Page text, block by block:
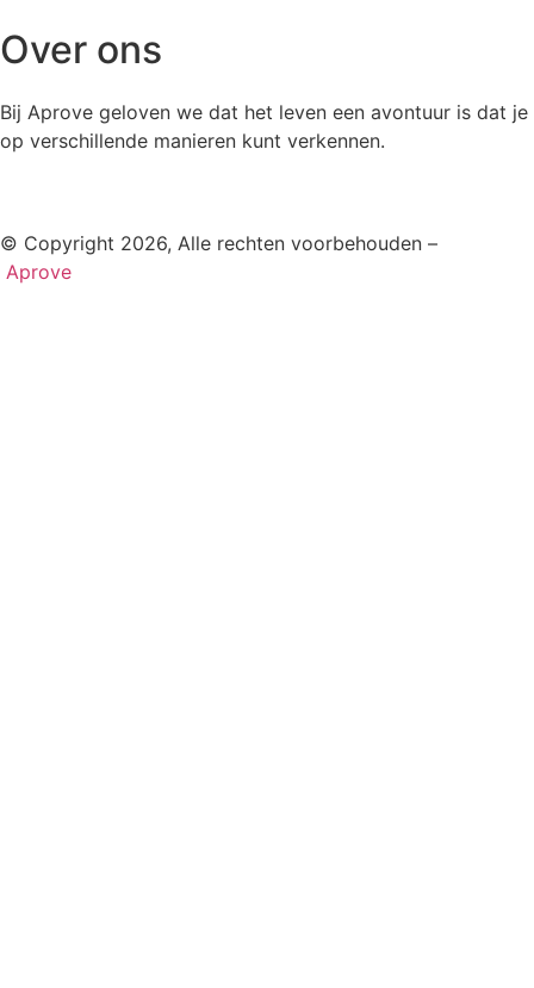
Over ons
Bij Aprove geloven we dat het leven een avontuur is dat je
op verschillende manieren kunt verkennen.
© Copyright 2026, Alle rechten voorbehouden –
Aprove